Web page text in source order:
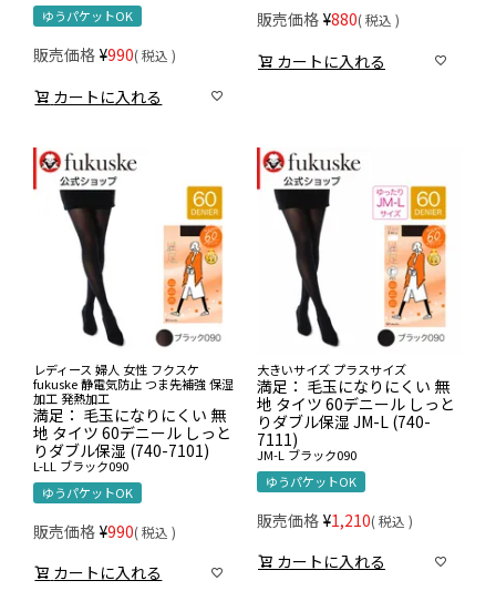
ゆうパケットOK
販売価格 ¥990 税込
カートに入れる
販売価格 ¥880 税込
カートに入れる
レディース 婦人 女性 フクスケ
fukuske 静電気防止 つま先補強 保湿
加工 発熱加工
満足： 毛玉になりにくい 無
地 タイツ 60デニール しっと
りダブル保湿 (740-7101)
L-LL ブラック090
ゆうパケットOK
販売価格 ¥990 税込
カートに入れる
大きいサイズ プラスサイズ
満足： 毛玉になりにくい 無
地 タイツ 60デニール しっと
りダブル保湿 JM-L (740-
7111)
JM-L ブラック090
ゆうパケットOK
販売価格 ¥1,210 税込
カートに入れる